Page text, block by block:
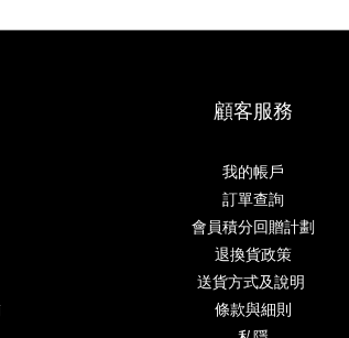
顧客服務
我的帳戶
訂單查詢
會員積分回贈計劃
退換貨政策
送貨方式及說明
條款與細則